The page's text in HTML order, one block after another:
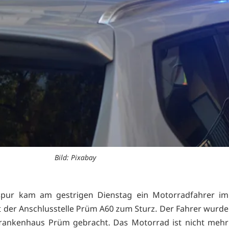
Bild: Pixabay
kam am gestrigen Dienstag ein Motorradfahrer im
Anschlusstelle Prüm A60 zum Sturz. Der Fahrer wurde
Prüm gebracht. Das Motorrad ist nicht mehr